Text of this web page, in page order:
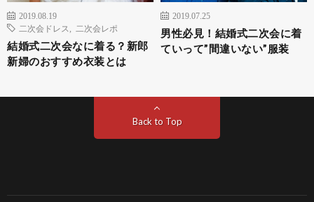
2019.08.19
二次会ドレス
二次会レポ
結婚式二次会なに着る？新郎
新婦のおすすめ衣装とは
2019.07.25
男性必見！結婚式二次会に着
ていって”間違いない”服装
Back to Top